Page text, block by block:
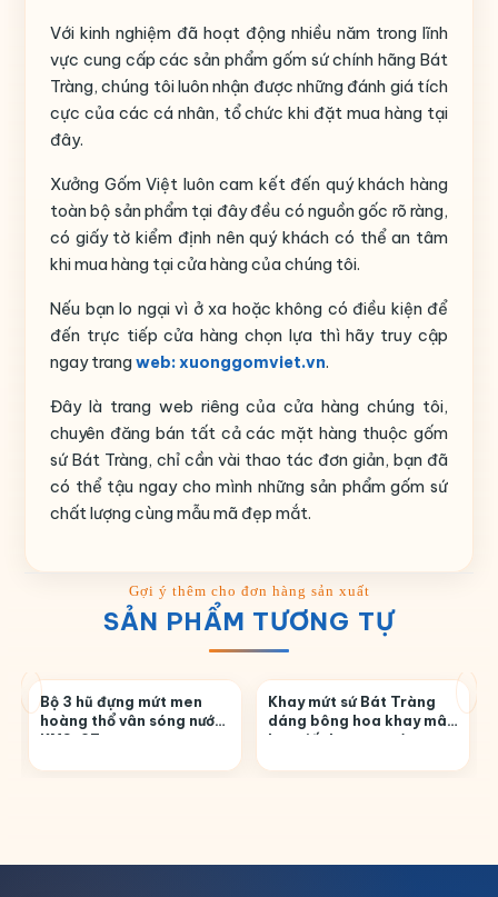
Với kinh nghiệm đã hoạt động nhiều năm trong lĩnh
vực cung cấp các sản phẩm gốm sứ chính hãng Bát
Tràng, chúng tôi luôn nhận được những đánh giá tích
cực của các cá nhân, tổ chức khi đặt mua hàng tại
đây.
Xưởng Gốm Việt luôn cam kết đến quý khách hàng
toàn bộ sản phẩm tại đây đều có nguồn gốc rõ ràng,
có giấy tờ kiểm định nên quý khách có thể an tâm
khi mua hàng tại cửa hàng của chúng tôi.
Nếu bạn lo ngại vì ở xa hoặc không có điều kiện để
đến trực tiếp cửa hàng chọn lựa thì hãy truy cập
ngay trangweb: xuonggomviet.vn.
Đây là trang web riêng của cửa hàng chúng tôi,
chuyên đăng bán tất cả các mặt hàng thuộc gốm
sứ Bát Tràng, chỉ cần vài thao tác đơn giản, bạn đã
có thể tậu ngay cho mình những sản phẩm gốm sứ
chất lượng cùng mẫu mã đẹp mắt.
SẢN PHẨM TƯƠNG TỰ
Bộ 3 hũ đựng mứt men
hoàng thổ vân sóng nước
KMS-27
Khay mứt sứ Bát Tràng
dáng bông hoa khay mây
họa tiết hoa sen vàng